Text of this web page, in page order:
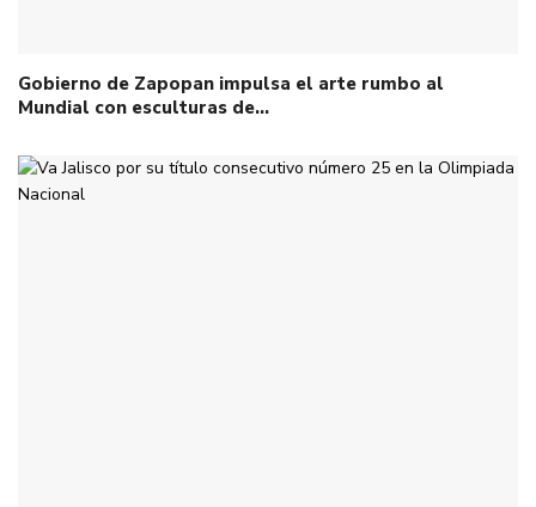
Gobierno de Zapopan impulsa el arte rumbo al
Mundial con esculturas de…